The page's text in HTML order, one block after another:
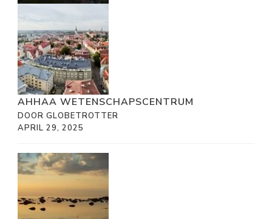
AHHAA WETENSCHAPSCENTRUM
DOOR GLOBETROTTER
APRIL 29, 2025